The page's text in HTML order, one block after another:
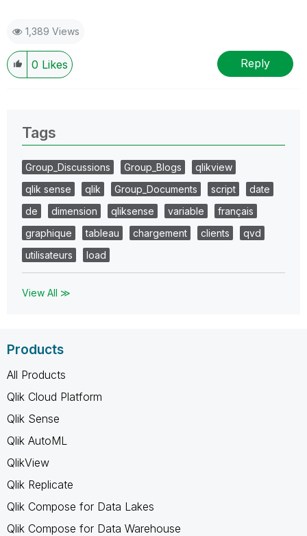
1,389 Views
0 Likes Reply
Tags
Group_Discussions Group_Blogs
qlikview
qlik sense
qlik Group_Documents script
date
de
dimension qliksense variable
français
graphique
tableau chargement clients
qvd
utilisateurs
load
View All ≫
Products
All Products
Qlik Cloud Platform
Qlik Sense
Qlik AutoML
QlikView
Qlik Replicate
Qlik Compose for Data Lakes
Qlik Compose for Data Warehouse